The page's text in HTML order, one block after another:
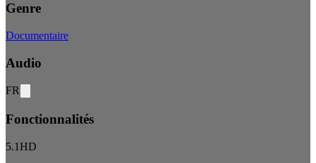
Genre
Documentaire
Audio
FR
Fonctionnalités
5.1HD